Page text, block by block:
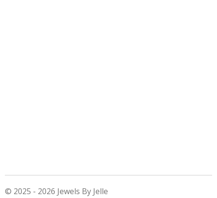
© 2025 - 2026 Jewels By Jelle